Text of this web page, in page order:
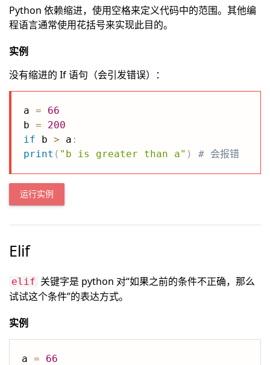
Python 依赖缩进，使用空格来定义代码中的范围。其他编
程语言通常使用花括号来实现此目的。
实例
没有缩进的 If 语句（会引发错误）：
a =
66
b =
200
if b > a :
print ( "b is greater than a" ) # 会报错
运行实例
Elif
elif 关键字是 python 对“如果之前的条件不正确，那么
试试这个条件”的表达方式。
实例
a =
66